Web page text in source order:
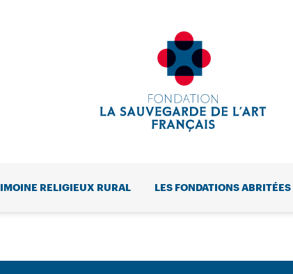
RELIGIEUX RURAL LES FONDATIONS ABRITÉES